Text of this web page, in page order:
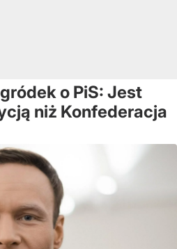
o PiS: Jest
niż Konfederacja